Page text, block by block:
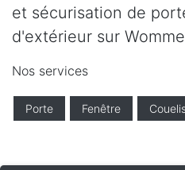
et sécurisation de
d'extérieur sur
Nos services
Porte Fenêtre